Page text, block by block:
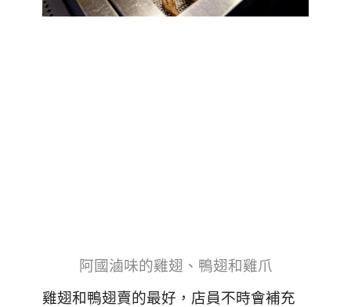
阿國滷味的雞翅、鴨翅和雞爪
雞翅和鴨翅賣的最好，店員不時會補充